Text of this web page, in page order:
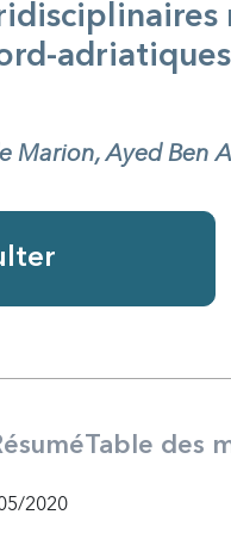
Marion, Ayed Ben
Table des
2020